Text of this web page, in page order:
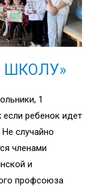
ШКОЛУ»
1
ребенок идет
случайно
членами
и
профсоюза